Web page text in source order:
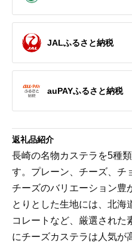
JALふるさと納税
auPAYふるさと納税
返礼品紹介
長崎の名物カステラを5種
す。プレーン、チーズ、チ
チーズのバリエーション豊
とりとした生地には、北海
コレートなど、厳選された
にチーズカステラは人気が